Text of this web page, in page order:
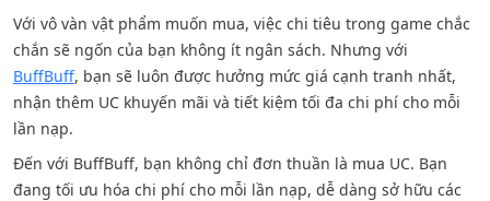
Với vô vàn vật phẩm muốn mua, việc chi tiêu trong game chắc
chắn sẽ ngốn của bạn không ít ngân sách. Nhưng với
BuffBuff, bạn sẽ luôn được hưởng mức giá cạnh tranh nhất,
nhận thêm UC khuyến mãi và tiết kiệm tối đa chi phí cho mỗi
lần nạp.
Đến với BuffBuff, bạn không chỉ đơn thuần là mua UC. Bạn
đang tối ưu hóa chi phí cho mỗi lần nạp, dễ dàng sở hữu các